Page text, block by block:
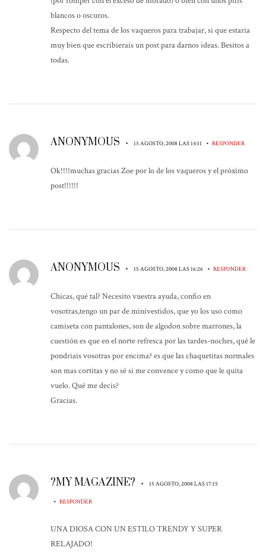
blancos o oscuros.
Respecto del tema de los vaqueros para trabajar, si que estaria
muy bien que escribierais un post para darnos ideas. Besitos a
todas.
ANONYMOUS • 15 AGOSTO, 2008 LAS 14:11 • RESPONDER
Ok!!!!muchas gracias Zoe por lo de los vaqueros y el próximo
post!!!!!!
ANONYMOUS • 15 AGOSTO, 2008 LAS 16:26 • RESPONDER
Chicas, qué tal? Necesito vuestra ayuda, confio en
vosotras,tengo un par de minivestidos, que yo los uso como
camiseta con pantalones, son de algodon sobre marrones, la
cuestión es que en el norte refresca por las tardes-noches, qué le
pondriais vosotras por encima? es que las chaquetitas normales
son mas cortitas y no sé si me convence y como que le quita
vuelo. Qué me decis?
Gracias.
?MY MAGAZINE? • 15 AGOSTO, 2008 LAS 17:15
• RESPONDER
UNA DIOSA CON UN ESTILO TRENDY Y SUPER
RELAJADO!